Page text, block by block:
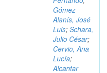
Gómez
Alanís, José
Luis; Schara,
Julio César;
Cervio, Ana
Lucía;
Alcantar